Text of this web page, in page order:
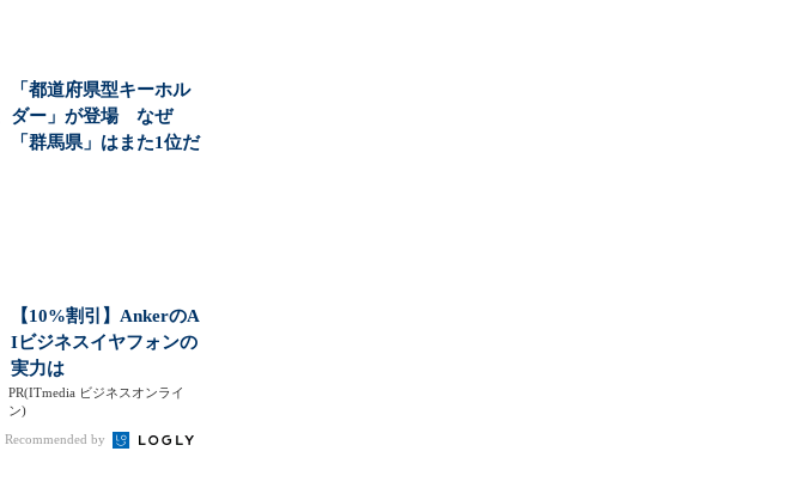
「都道府県型キーホル
ダー」が登場 なぜ
「群馬県」はまた1位だ
【10%割引】AnkerのA
Iビジネスイヤフォンの
実力は
PR(ITmedia ビジネスオンライ
ン)
Recommended by